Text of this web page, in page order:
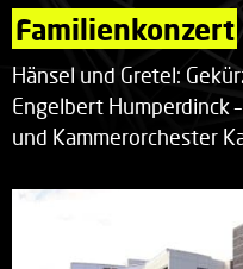
Familienkonzert
Hänsel und Gretel:
Engelbert Humperdinck
und Kammerorchester